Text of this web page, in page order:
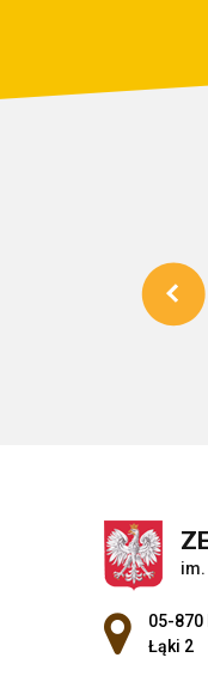
im.
Adres
05-870
Łąki 2